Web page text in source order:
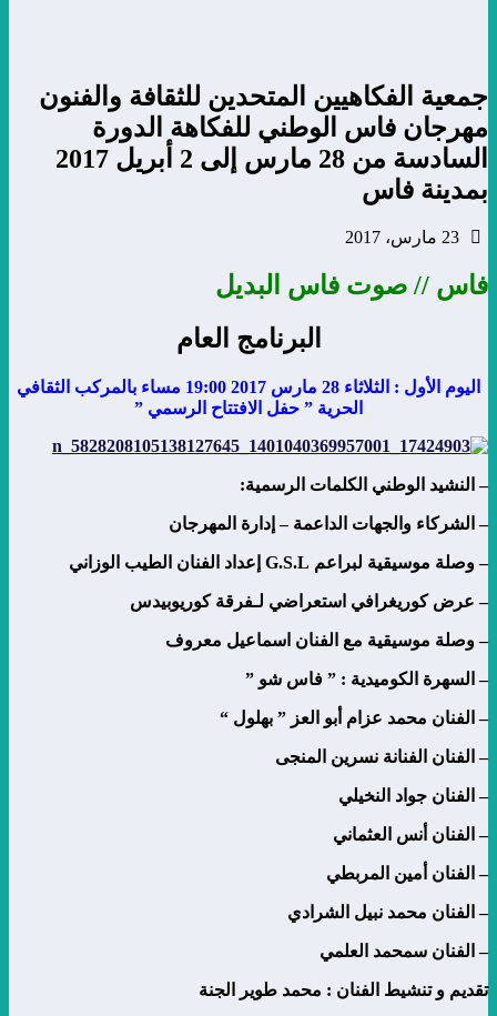
جمعية الفكاهيين المتحدين للثقافة والفنون
مهرجان فاس الوطني للفكاهة الدورة
السادسة من 28 مارس إلى 2 أبريل 2017
بمدينة فاس
23 مارس، 2017
فاس // صوت فاس البديل
البرنامج العام
اليوم الأول : الثلاثاء 28 مارس 2017 19:00 مساء بالمركب الثقافي
الحرية ” حفل الافتتاح الرسمي ”
– النشيد الوطني الكلمات الرسمية:
– الشركاء والجهات الداعمة – إدارة المهرجان
– وصلة موسيقية لبراعم G.S.L إعداد الفنان الطيب الوزاني
– عرض كوريغرافي استعراضي لـفرقة كوريوبيدس
– وصلة موسيقية مع الفنان اسماعيل معروف
– السهرة الكوميدية : ” فاس شو ”
– الفنان محمد عزام أبو العز ” بهلول “
– الفنان الفنانة نسرين المنجى
– الفنان جواد النخيلي
– الفنان أنس العثماني
– الفنان أمين المربطي
– الفنان محمد نبيل الشرادي
– الفنان سمحمد العلمي
تقديم و تنشيط الفنان : محمد طوير الجنة